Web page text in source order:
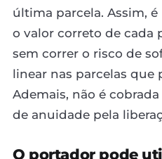
última parcela. Assim,
o valor correto de cada
sem correr o risco de
linear nas parcelas que
Ademais, não é
de anuidade pela
O portador pode